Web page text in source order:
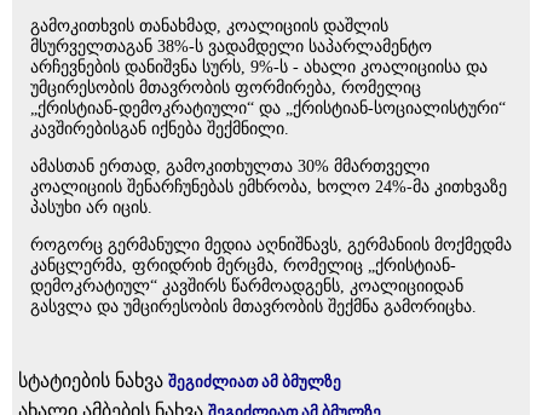
გამოკითხვის თანახმად, კოალიციის დაშლის
მსურველთაგან 38%-ს ვადამდელი საპარლამენტო
არჩევნების დანიშვნა სურს, 9%-ს - ახალი კოალიციისა და
უმცირესობის მთავრობის ფორმირება, რომელიც
„ქრისტიან-დემოკრატიული“ და „ქრისტიან-სოციალისტური“
კავშირებისგან იქნება შექმნილი.
ამასთან ერთად, გამოკითხულთა 30% მმართველი
კოალიციის შენარჩუნებას ემხრობა, ხოლო 24%-მა კითხვაზე
პასუხი არ იცის.
როგორც გერმანული მედია აღნიშნავს, გერმანიის მოქმედმა
კანცლერმა, ფრიდრიხ მერცმა, რომელიც „ქრისტიან-
დემოკრატიულ“ კავშირს წარმოადგენს, კოალიციიდან
გასვლა და უმცირესობის მთავრობის შექმნა გამორიცხა.
სტატიების ნახვა შეგიძლიათ ამ ბმულზე